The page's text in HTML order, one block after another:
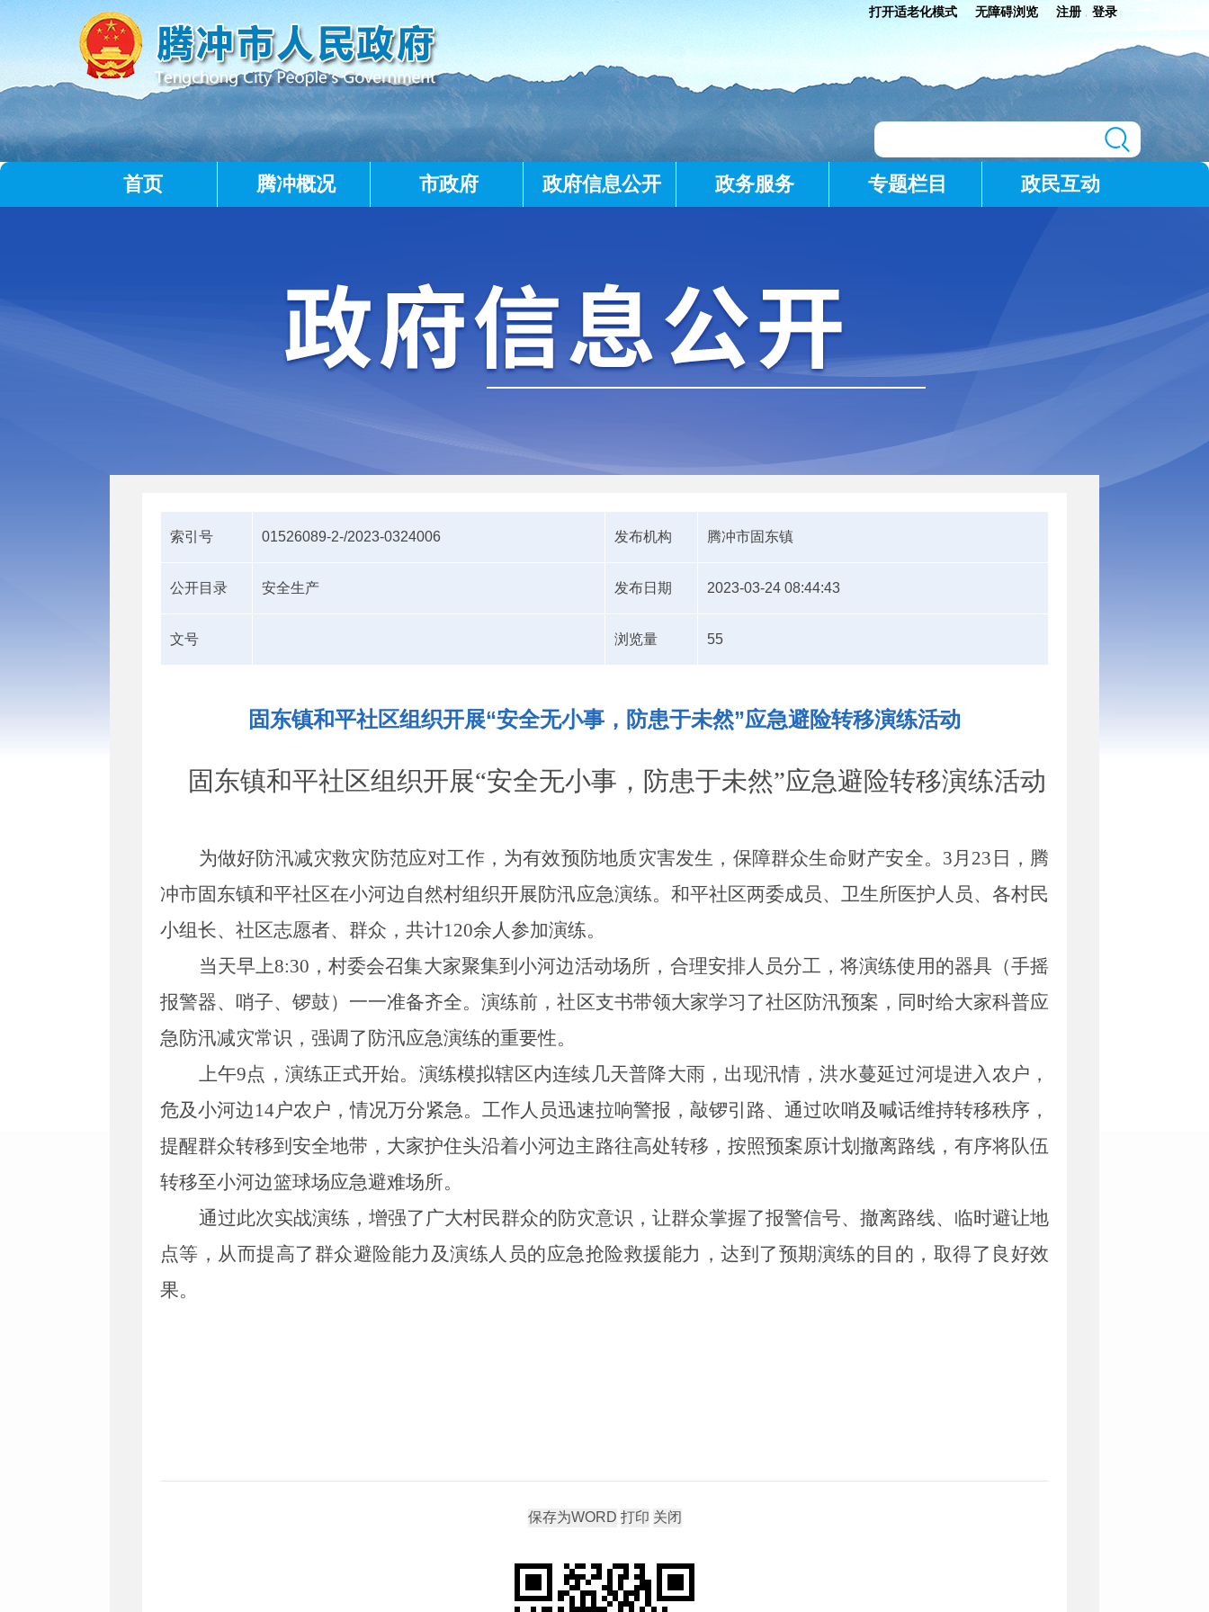
打开适老化模式 无障碍浏览 注册 登录
首页 腾冲概况 市政府 政府信息公开 政务服务 专题栏目 政民互动
索引号 01526089-2-/2023-0324006 发布机构 腾冲市固东镇
公开目录 安全生产 发布日期 2023-03-24 08:44:43
文号 浏览量 55
固东镇和平社区组织开展“安全无小事，防患于未然”应急避险转移演练活动
固东镇和平社区组织开展“安全无小事，防患于未然”应急避险转移演练活动
为做好防汛减灾救灾防范应对工作，为有效预防地质灾害发生，保障群众生命财产安全。 3月 23 日 ，腾
冲市固东镇和平社区在小河边自然村组织开展防汛应急演练。 和平社区两委成员、卫生所医护人员、 各村民
小组长、社区志愿者、群众 ， 共计120余人参加演练。
当天早上8:30 ，村委会召集大家聚集到 小河边活动场所 ， 合理安排人员分工，将演练使用的器具（手摇
报警器、哨子、锣鼓）一一准备齐全。演练前，社区支书带领大家学习了社区防汛预案， 同时给大家科普应
急防汛减灾常识，强调了防汛应急演练的重要性。
上午9点，演练正式开始。 演练模拟辖区内连续几天普降大雨， 出现汛情，洪水蔓延过河堤进入农户，
危及小河边 14户农户，情况万分紧急。 工作人员迅速拉响警报 ， 敲锣引路、 通过吹哨及喊话维持转移秩序 ，
提醒群众转移到安全地带， 大家护住头沿着小河边主路往高处转移， 按照预案原计划 撤离路线 ， 有序将队伍
转移至小河边篮球场应急避难场所。
通过此次实战演练，增强了广大村民群众的防灾意识，让群众掌握了报警信号、撤离路线、临时避让地
点等，从而提高了群众避险能力及演练人员的应急抢险救援能力，达到了预期演练的目的，取得了良好效
果。